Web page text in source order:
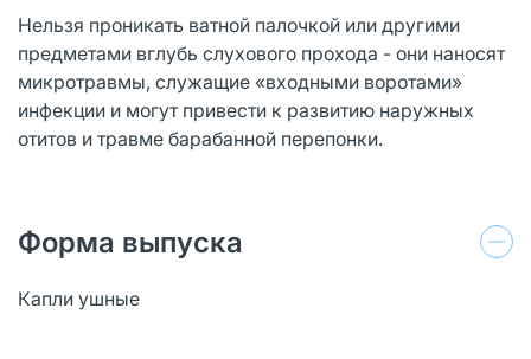
Нельзя проникать ватной палочкой или другими
предметами вглубь слухового прохода - они наносят
микротравмы, служащие «входными воротами»
инфекции и могут привести к развитию наружных
отитов и травме барабанной перепонки.
Форма выпуска
Капли ушные